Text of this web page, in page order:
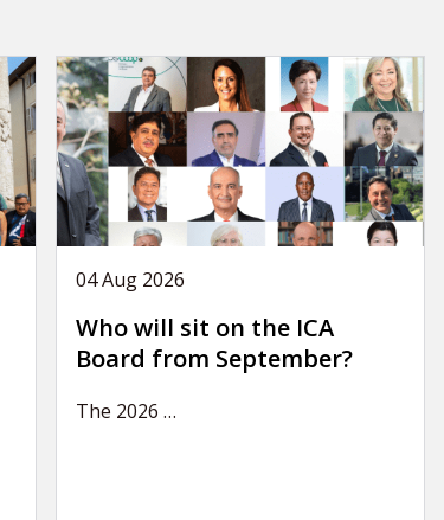
04 Aug 2026
Who will sit on the ICA
Board from September?
The 2026 …